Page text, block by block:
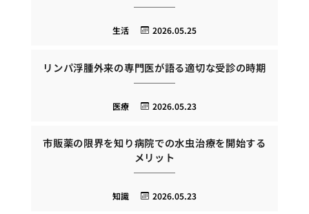
2026.05.25
生活
リンパ浮腫外来の専門医が語る適切な受診の時期
2026.05.23
医療
市販薬の限界を知り病院での水虫治療を開始する
メリット
2026.05.23
知識